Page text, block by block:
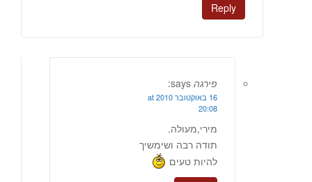
Reply
פירגה says:
16 באוקטובר 2010 at
20:08
מירי,מעולה.
תודה רבה ושימשיך
להיות טעים